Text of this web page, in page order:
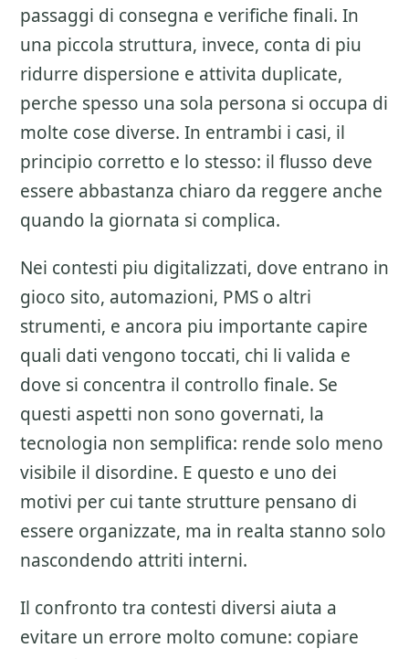
passaggi di consegna e verifiche finali. In
una piccola struttura, invece, conta di piu
ridurre dispersione e attivita duplicate,
perche spesso una sola persona si occupa di
molte cose diverse. In entrambi i casi, il
principio corretto e lo stesso: il flusso deve
essere abbastanza chiaro da reggere anche
quando la giornata si complica.
Nei contesti piu digitalizzati, dove entrano in
gioco sito, automazioni, PMS o altri
strumenti, e ancora piu importante capire
quali dati vengono toccati, chi li valida e
dove si concentra il controllo finale. Se
questi aspetti non sono governati, la
tecnologia non semplifica: rende solo meno
visibile il disordine. E questo e uno dei
motivi per cui tante strutture pensano di
essere organizzate, ma in realta stanno solo
nascondendo attriti interni.
Il confronto tra contesti diversi aiuta a
evitare un errore molto comune: copiare